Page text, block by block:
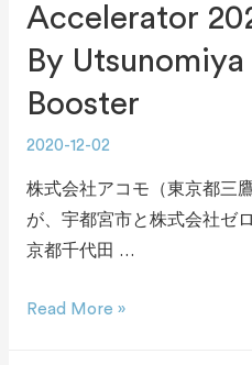
Accelerator
By
Booster
2020-12-02
株式会社アコモ（東京都三
が、宇都宮市と株式会社ゼ
京都千代田 …
Read More »